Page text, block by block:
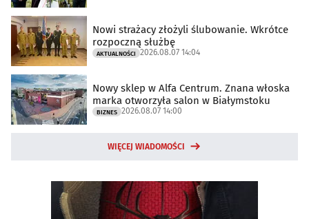
Nowi strażacy złożyli ślubowanie. Wkrótce
rozpoczną służbę
AKTUALNOŚCI 2026.08.07 14:04
Nowy sklep w Alfa Centrum. Znana włoska
marka otworzyła salon w Białymstoku
BIZNES 2026.08.07 14:00
WIĘCEJ WIADOMOŚCI